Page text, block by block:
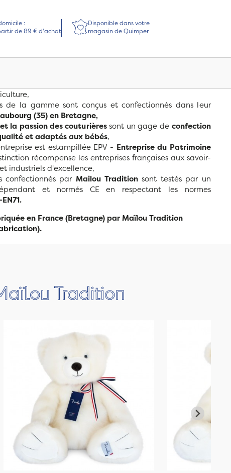
:
de 89 € d'achat
Disponible dans votre
magasin de Quimper
de la gamme sont conçus et confectionnés dans leur
(35) en Bretagne,
la passion des couturièressont un gage de confection
et adaptés aux bébés,
est estampillée EPV - Entreprise du Patrimoine
récompense les entreprises françaises aux savoir-
industriels d'excellence,
confectionnés par Mailou Traditionsont testés par un
et normés CE en respectant les normes
en France (Bretagne) par Maïlou Tradition
Tradition